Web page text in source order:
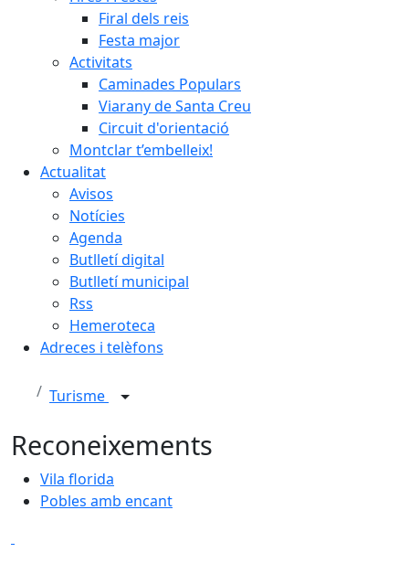
Firal dels reis
Festa major
Activitats
Caminades Populars
Viarany de Santa Creu
Circuit d'orientació
Montclar t’embelleix!
Actualitat
Avisos
Notícies
Agenda
Butlletí digital
Butlletí municipal
Rss
Hemeroteca
Adreces i telèfons
Turisme
Reconeixements
Vila florida
Pobles amb encant